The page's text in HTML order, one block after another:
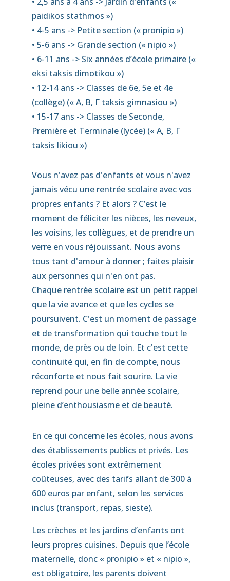
paidikos stathmos »)
• 4-5 ans -> Petite section (« pronipio »)
• 5-6 ans -> Grande section (« nipio »)
• 6-11 ans -> Six années d’école primaire («
eksi taksis dimotikou »)
• 12-14 ans -> Classes de 6e, 5e et 4e
(collège) (« A, B, Γ taksis gimnasiou »)
• 15-17 ans -> Classes de Seconde,
Première et Terminale (lycée) (« A, B, Γ
taksis likiou »)
Vous n'avez pas d'enfants et vous n'avez
jamais vécu une rentrée scolaire avec vos
propres enfants ? Et alors ? C’est le
moment de féliciter les nièces, les neveux,
les voisins, les collègues, et de prendre un
verre en vous réjouissant. Nous avons
tous tant d'amour à donner ; faites plaisir
aux personnes qui n'en ont pas.
Chaque rentrée scolaire est un petit rappel
que la vie avance et que les cycles se
poursuivent. C'est un moment de passage
et de transformation qui touche tout le
monde, de près ou de loin. Et c'est cette
continuité qui, en fin de compte, nous
réconforte et nous fait sourire. La vie
reprend pour une belle année scolaire,
pleine d’enthousiasme et de beauté.
En ce qui concerne les écoles, nous avons
des établissements publics et privés. Les
écoles privées sont extrêmement
coûteuses, avec des tarifs allant de 300 à
600 euros par enfant, selon les services
inclus (transport, repas, sieste).
Les crèches et les jardins d’enfants ont
leurs propres cuisines. Depuis que l’école
maternelle, donc « pronipio » et « nipio »,
est obligatoire, les parents doivent